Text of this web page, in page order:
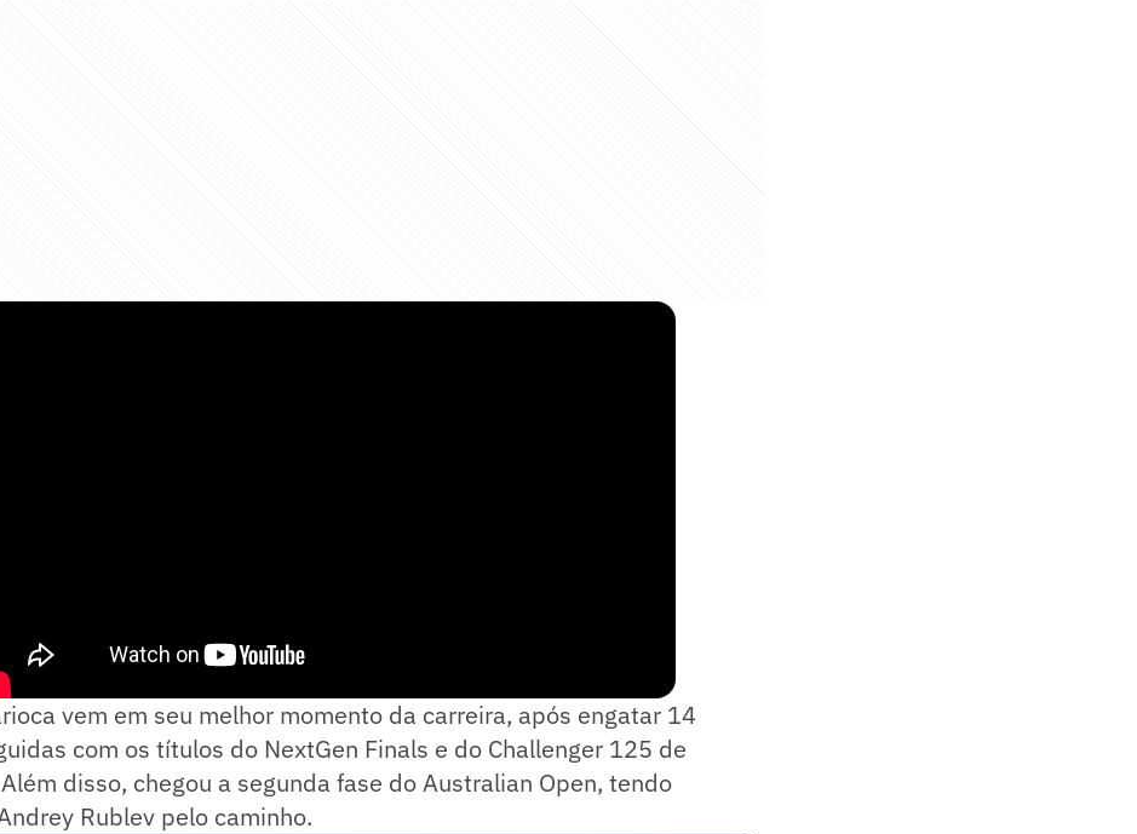
vem em seu melhor momento da carreira, após engatar 14
com os títulos do NextGen Finals e do Challenger 125 de
disso, chegou a segunda fase do Australian Open, tendo
Rublev pelo caminho.